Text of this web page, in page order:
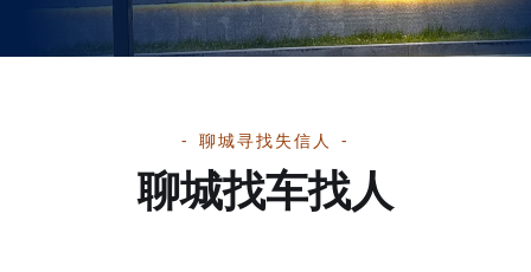
聊城寻找失信人
聊城找车找人